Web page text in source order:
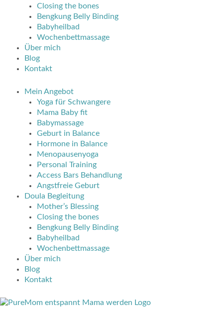
Closing the bones
Bengkung Belly Binding
Babyheilbad
Wochenbettmassage
Über mich
Blog
Kontakt
Mein Angebot
Yoga für Schwangere
Mama Baby fit
Babymassage
Geburt in Balance
Hormone in Balance
Menopausenyoga
Personal Training
Access Bars Behandlung
Angstfreie Geburt
Doula Begleitung
Mother’s Blessing
Closing the bones
Bengkung Belly Binding
Babyheilbad
Wochenbettmassage
Über mich
Blog
Kontakt